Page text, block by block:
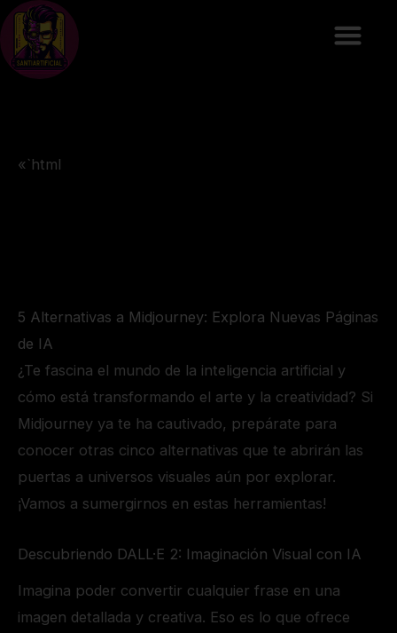
Ir
contenido
«`html
5 Alternativas a Midjourney: Explora Nuevas Páginas
de IA
¿Te fascina el mundo de la inteligencia artificial y
cómo está transformando el arte y la creatividad? Si
Midjourney ya te ha cautivado, prepárate para
conocer otras cinco alternativas que te abrirán las
puertas a universos visuales aún por explorar.
¡Vamos a sumergirnos en estas herramientas!
Descubriendo DALL·E 2: Imaginación Visual con IA
Imagina poder convertir cualquier frase en una
imagen detallada y creativa. Eso es lo que ofrece